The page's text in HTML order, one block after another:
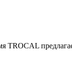
TROCAL